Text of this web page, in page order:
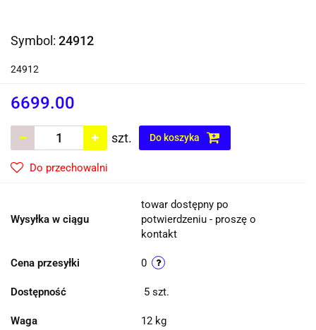
Symbol: 24912
24912
6699.00
szt. Do koszyka
Do przechowalni
Wysyłka w ciągu
towar dostępny po
potwierdzeniu - proszę o
kontakt
Cena przesyłki 0
Dostępność 5 szt.
Waga 12 kg